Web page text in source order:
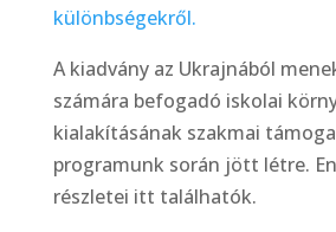
különbségekről.
A kiadvány az Ukrajnából
számára befogadó iskolai
kialakításának szakmai
programunk során jött létre.
részletei itt találhatók.